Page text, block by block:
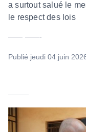
a surtout salué le
le respect des lois
—— ——-
Publié jeudi 04 juin